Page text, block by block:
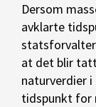
Dersom
avklarte
at det blir
naturverdier i
tidspunkt for